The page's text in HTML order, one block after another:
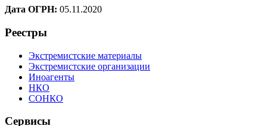
Дата ОГРН: 05.11.2020
Реестры
Экстремистские материалы
Экстремистские организации
Иноагенты
НКО
СОНКО
Сервисы